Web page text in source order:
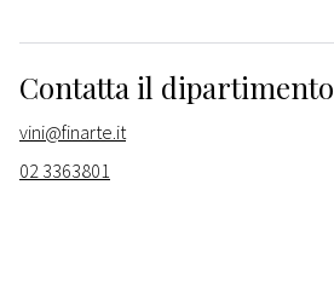
Contatta il dipartimento
vini@finarte.it
02 3363801